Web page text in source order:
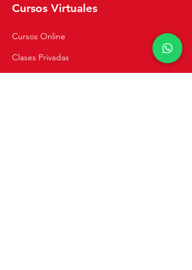
Cursos Virtuales
Cursos Online
Clases Privadas